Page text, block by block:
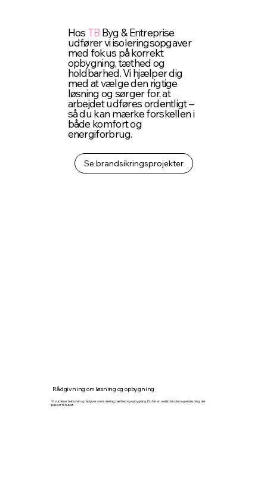
Hos TB Byg & Entreprise
udfører vi isoleringsopgaver
med fokus på korrekt
opbygning, tæthed og
holdbarhed. Vi hjælper dig
med at vælge den rigtige
løsning og sørger for, at
arbejdet udføres ordentligt –
så du kan mærke forskellen i
både komfort og
energiforbrug.
Se brandsikringsprojekter
Rådgivning om løsning og opbygning
Vi vurderer behovet og rådgiver om isolering, tæthed og opbygning. Du får en realistisk plan og en løsning, der
passer til huset.